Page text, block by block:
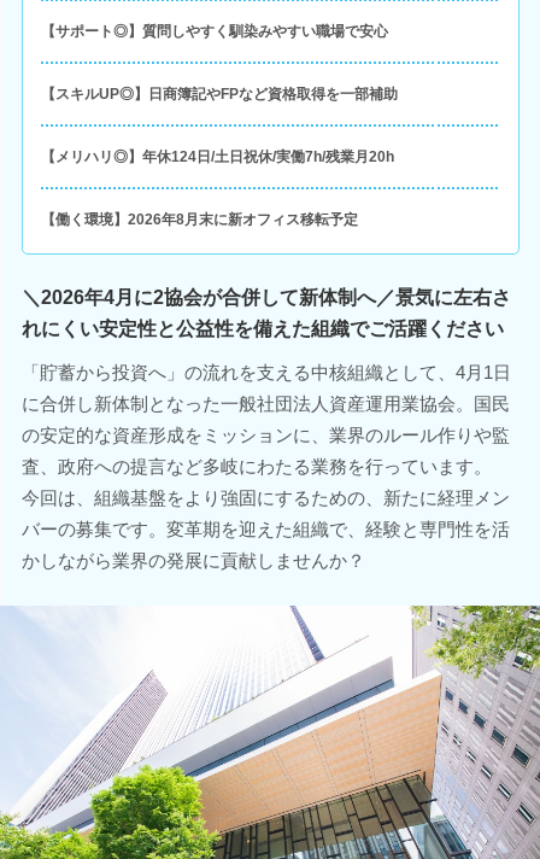
【サポート◎】質問しやすく馴染みやすい職場で安心
【スキルUP◎】日商簿記やFPなど資格取得を一部補助
【メリハリ◎】年休124日/土日祝休/実働7h/残業月20h
【働く環境】2026年8月末に新オフィス移転予定
＼2026年4月に2協会が合併して新体制へ／景気に左右さ
れにくい安定性と公益性を備えた組織でご活躍ください
「貯蓄から投資へ」の流れを支える中核組織として、4月1日
に合併し新体制となった一般社団法人資産運用業協会。国民
の安定的な資産形成をミッションに、業界のルール作りや監
査、政府への提言など多岐にわたる業務を行っています。
今回は、組織基盤をより強固にするための、新たに経理メン
バーの募集です。変革期を迎えた組織で、経験と専門性を活
かしながら業界の発展に貢献しませんか？